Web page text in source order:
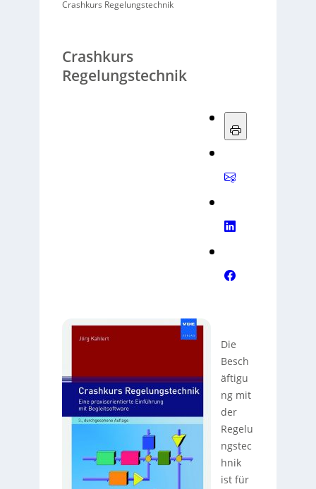
Crashkurs Regelungstechnik
Crashkurs
Regelungstechnik
Die
Besch
äftigu
ng mit
der
Regelu
ngstec
hnik
ist für